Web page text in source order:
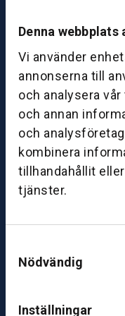
Denna
Vi använder
annonserna till
och analysera
och annan
och
kombinera
tillhandahållit
tjänster.
Nödvändig
Inställningar
d
a
0
8:
0
0
–
1
7:
B